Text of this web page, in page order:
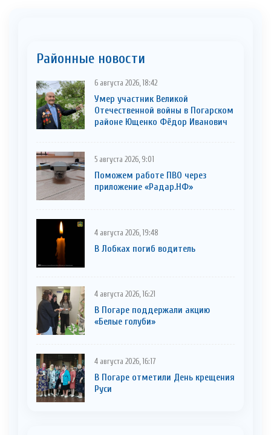
Районные новости
6 августа 2026, 18:42
Умер участник Великой
Отечественной войны в Погарском
районе Ющенко Фёдор Иванович
5 августа 2026, 9:01
Поможем работе ПВО через
приложение «Радар.НФ»
4 августа 2026, 19:48
В Лобках погиб водитель
4 августа 2026, 16:21
В Погаре поддержали акцию
«Белые голуби»
4 августа 2026, 16:17
В Погаре отметили День крещения
Руси